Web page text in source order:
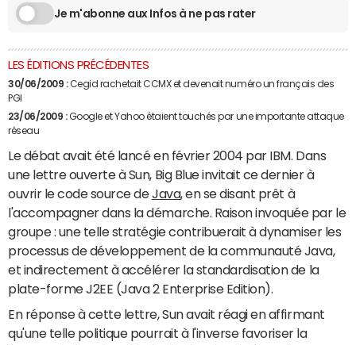
Je m'abonne aux Infos à ne pas rater
LES ÉDITIONS PRÉCÉDENTES
30/06/2009 : Cegid rachetait CCMX et devenait numéro un français des
PGI
23/06/2009 : Google et Yahoo étaient touchés par une importante attaque
réseau
Le débat avait été lancé en février 2004 par IBM. Dans
une lettre ouverte à Sun, Big Blue invitait ce dernier à
ouvrir le code source deJava, en se disant prêt à
l'accompagner dans la démarche. Raison invoquée par le
groupe : une telle stratégie contribuerait à dynamiser les
processus de développement de la communauté Java,
et indirectement à accélérer la standardisation de la
plate-forme J2EE (Java 2 Enterprise Edition).
En réponse à cette lettre, Sun avait réagi en affirmant
qu'une telle politique pourrait à l'inverse favoriser la